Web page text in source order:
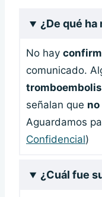
¿De qué
No hay
comunicado.
señalan que
Aguardamos
Confidencial)
¿Cuál fue